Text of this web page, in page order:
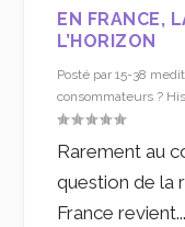
EN FRANCE,
L’HORIZON
Posté par15-38
consommateurs ?
Rarement au
question de la
France revient...